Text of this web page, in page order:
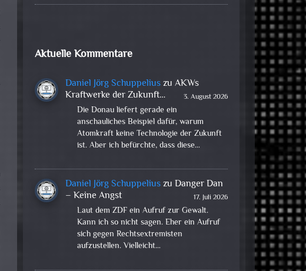
Aktuelle Kommentare
Daniel Jörg SchuppeliuszuAKWs
Kraftwerke der Zukunft…
3. August 2026
Die Donau liefert gerade ein
anschauliches Beispiel dafür, warum
Atomkraft keine Technologie der Zukunft
ist. Aber ich befürchte, dass diese…
Daniel Jörg SchuppeliuszuDanger Dan
– Keine Angst
17. Juli 2026
Laut dem ZDF ein Aufruf zur Gewalt.
Kann ich so nicht sagen. Eher ein Aufruf
sich gegen Rechtsextremisten
aufzustellen. Vielleicht…